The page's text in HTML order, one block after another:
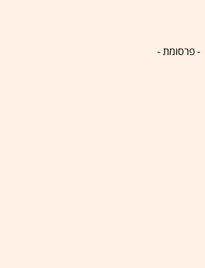
- פרסומת -